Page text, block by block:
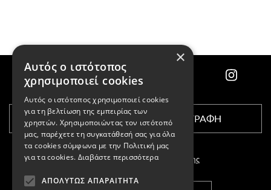
ΕΓΓΡΑΦΗ
Αποδέχομαι τους όρους χρήσης
×
Αυτός ο ιστότοπος
χρησιμοποιεί cookies
Αυτός ο ιστότοπος χρησιμοποιεί cookies
για τη βελτίωση της εμπειρίας των
χρηστών. Χρησιμοποιώντας τον ιστότοπό
μας, παρέχετε τη συγκατάθεσή σας για όλα
τα cookies σύμφωνα με την Πολιτική μας
για τα cookies. Διαβάστε περισσότερα
ΑΠΟΛΎΤΩΣ ΑΠΑΡΑΊΤΗΤΑ